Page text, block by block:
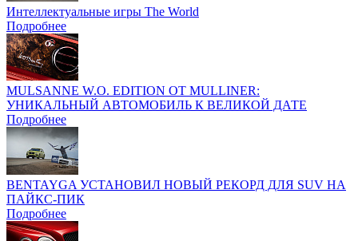
Интеллектуальные игры The World
Подробнее
MULSANNE W.O. EDITION ОТ MULLINER:
УНИКАЛЬНЫЙ АВТОМОБИЛЬ К ВЕЛИКОЙ ДАТЕ
Подробнее
BENTAYGA УСТАНОВИЛ НОВЫЙ РЕКОРД ДЛЯ SUV НА
ПАЙКС-ПИК
Подробнее